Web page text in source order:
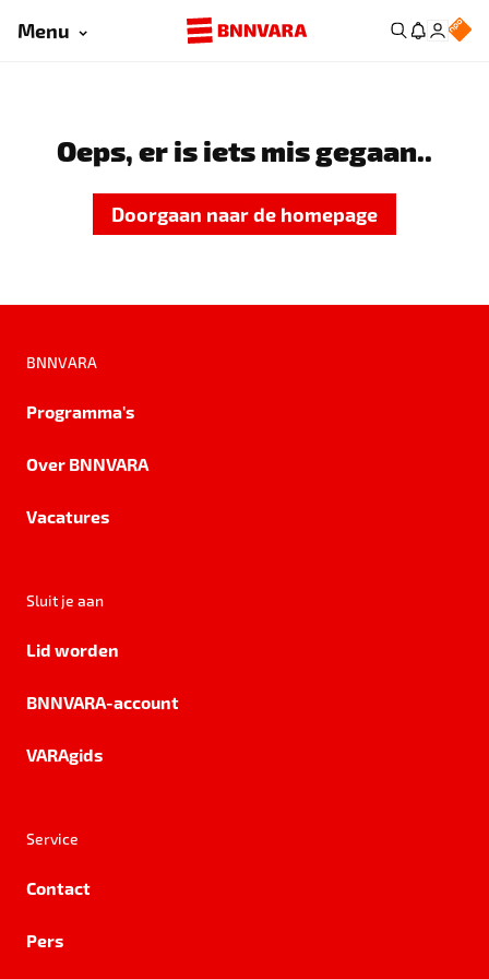
Menu
Oeps, er is iets mis gegaan..
Doorgaan naar de homepage
BNNVARA
Programma's
Over BNNVARA
Vacatures
Sluit je aan
Lid worden
BNNVARA-account
VARAgids
Service
Contact
Pers